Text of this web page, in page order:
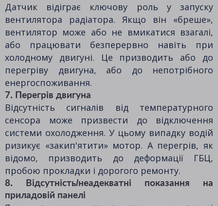
Датчик відіграє ключову роль у запуску
вентилятора радіатора. Якщо він «бреше»,
вентилятор може або не вмикатися взагалі,
або працювати безперервно навіть при
холодному двигуні. Це призводить або до
перегріву двигуна, або до непотрібного
енергоспоживання.
7. Перегрів двигуна
Відсутність сигналів від температурного
сенсора може призвести до відключення
системи охолодження. У цьому випадку водій
ризикує «закип'ятити» мотор. А перегрів, як
відомо, призводить до деформації ГБЦ,
пробою прокладки і дорогого ремонту.
8. Відсутність/неадекватні показання на
приладовій панелі